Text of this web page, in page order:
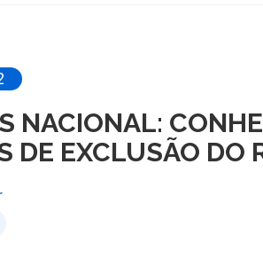
NACIONAL:
DE EXCLUSÃO DO